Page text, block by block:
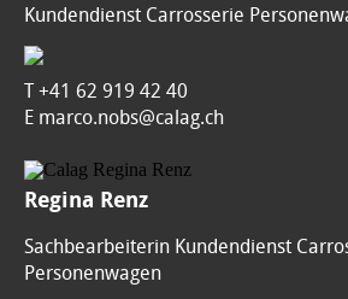
Kundendienst Carrosserie
T+41 62 919 42 40
E marco.nobs@calag.ch
Regina Renz
Sachbearbeiterin Kundendienst
Personenwagen